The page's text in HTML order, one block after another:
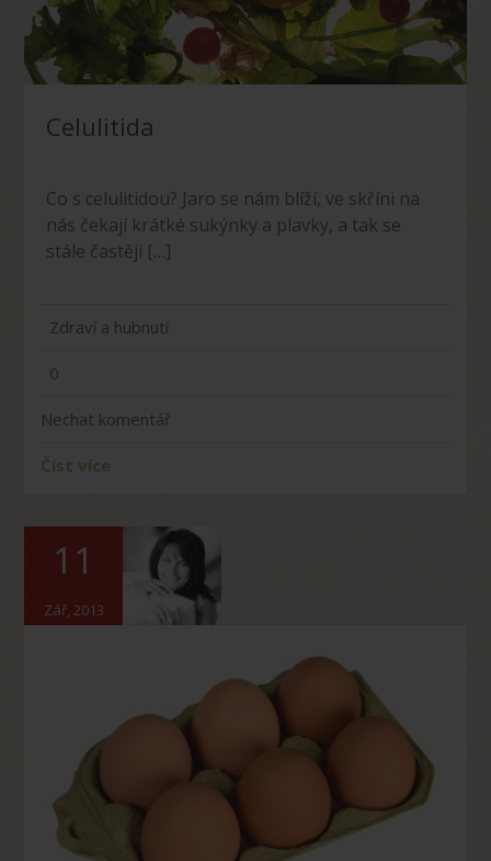
Celulitida
Co s celulitidou? Jaro se nám blíží, ve skříni na
nás čekají krátké sukýnky a plavky, a tak se
stále častěji […]
Zdraví a hubnutí
0
Nechat komentář
Číst více
11
Zář, 2013